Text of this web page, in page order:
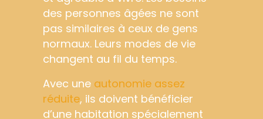
des personnes âgées ne sont
pas similaires à ceux de gens
normaux. Leurs modes de vie
changent au fil du temps.
Avec une autonomie assez
réduite, ils doivent bénéficier
d’une habitation spécialement